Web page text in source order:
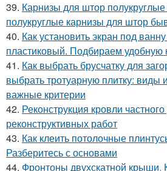
39. Карнизы для штор
полукруглые карнизы для штор
40. Как установить экран под
пластиковый. Подбираем удобную
41. Как выбрать брусчатку для
выбрать тротуарную плитку: виды
важные критерии
42. Реконструкция кровли
реконструктивных работ
43. Как клеить потолочные
Разберитесь с основами
44. Фронтоны двухскатной крыши.